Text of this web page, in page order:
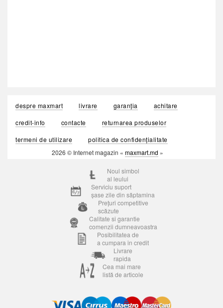
despre maxmart livrare garanția
achitare
credit-info
contacte
returnarea produselor
termeni de utilizare
politica de confidențialitate
2026 © Internet magazin « maxmart.md »
Noul simbol
al leului
Serviciu suport
șase zile din săptamina
Prețuri competitive
scăzute
Calitate si garantie
comenzii dumneavoastra
Posibilitatea de
a cumpara in credit
Livrare
rapida
Cea mai mare
listă de articole